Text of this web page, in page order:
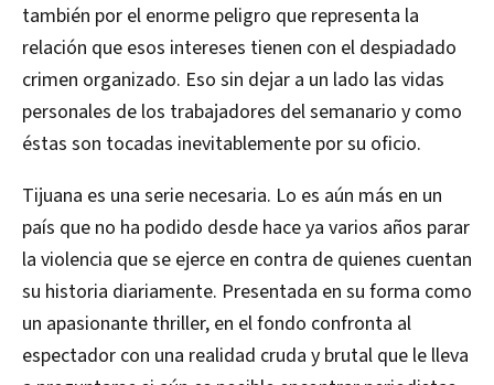
también por el enorme peligro que representa la
relación que esos intereses tienen con el despiadado
crimen organizado. Eso sin dejar a un lado las vidas
personales de los trabajadores del semanario y como
éstas son tocadas inevitablemente por su oficio.
Tijuana es una serie necesaria. Lo es aún más en un
país que no ha podido desde hace ya varios años parar
la violencia que se ejerce en contra de quienes cuentan
su historia diariamente. Presentada en su forma como
un apasionante thriller, en el fondo confronta al
espectador con una realidad cruda y brutal que le lleva